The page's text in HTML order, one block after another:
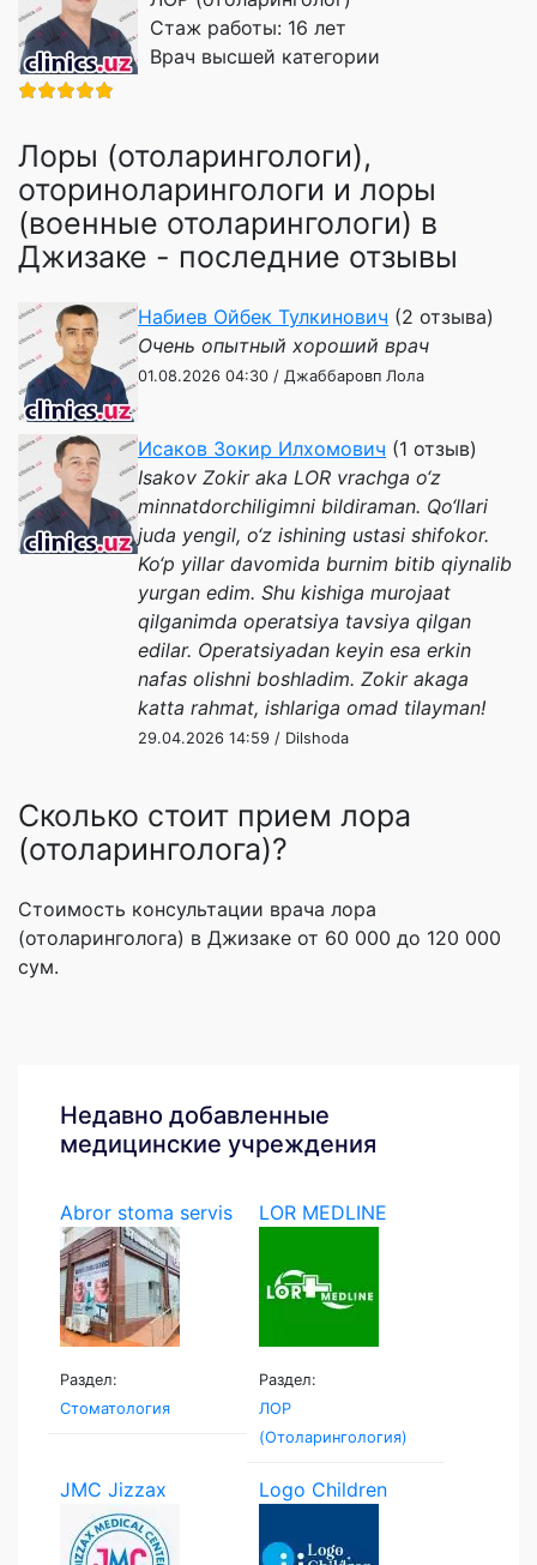
Стаж работы: 16 лет
Врач высшей категории
Лоры (отоларингологи),
оториноларингологи и лоры
(военные отоларингологи) в
Джизаке - последние отзывы
Набиев Ойбек Тулкинович (2 отзыва)
Очень опытный хороший врач
01.08.2026 04:30 / Джаббаровп Лола
Исаков Зокир Илхомович (1 отзыв)
Isakov Zokir aka LOR vrachga o‘z
minnatdorchiligimni bildiraman. Qo‘llari
juda yengil, o‘z ishining ustasi shifokor.
Ko‘p yillar davomida burnim bitib qiynalib
yurgan edim. Shu kishiga murojaat
qilganimda operatsiya tavsiya qilgan
edilar. Operatsiyadan keyin esa erkin
nafas olishni boshladim. Zokir akaga
katta rahmat, ishlariga omad tilayman!
29.04.2026 14:59 / Dilshoda
Сколько стоит прием лора
(отоларинголога)?
Стоимость консультации врача лора
(отоларинголога) в Джизаке от 60 000 до 120 000
сум.
Недавно добавленные
медицинские учреждения
Abror stoma servis
Раздел:
Стоматология
LOR MEDLINE
Раздел:
ЛОР
(Отоларингология)
JMC Jizzax
Medical...
Logo Children